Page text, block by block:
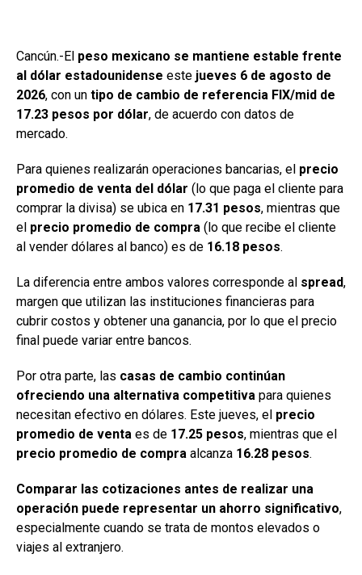
Cancún.-El peso mexicano se mantiene estable frente
al dólar estadounidense este jueves 6 de agosto de
2026, con un tipo de cambio de referencia FIX/mid de
17.23 pesos por dólar, de acuerdo con datos de
mercado.
Para quienes realizarán operaciones bancarias, el precio
promedio de venta del dólar (lo que paga el cliente para
comprar la divisa) se ubica en 17.31 pesos, mientras que
el precio promedio de compra (lo que recibe el cliente
al vender dólares al banco) es de 16.18 pesos.
La diferencia entre ambos valores corresponde al spread,
margen que utilizan las instituciones financieras para
cubrir costos y obtener una ganancia, por lo que el precio
final puede variar entre bancos.
Por otra parte, las casas de cambio continúan
ofreciendo una alternativa competitiva para quienes
necesitan efectivo en dólares. Este jueves, el precio
promedio de venta es de 17.25 pesos, mientras que el
precio promedio de compra alcanza 16.28 pesos.
Comparar las cotizaciones antes de realizar una
operación puede representar un ahorro significativo,
especialmente cuando se trata de montos elevados o
viajes al extranjero.